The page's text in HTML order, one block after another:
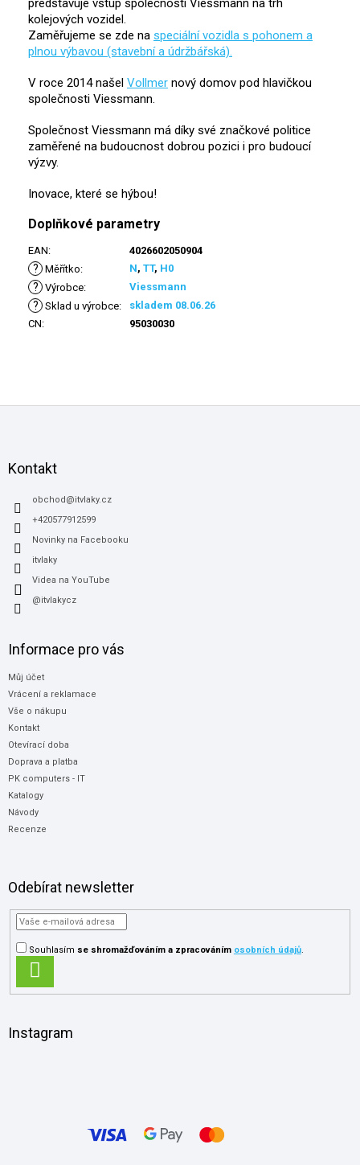
představuje vstup společnosti Viessmann na trh
kolejových vozidel.
Zaměřujeme se zde na speciální vozidla s pohonem a
plnou výbavou (stavební a údržbářská).
V roce 2014 našel Vollmer nový domov pod hlavičkou
společnosti Viessmann.
Společnost Viessmann má díky své značkové politice
zaměřené na budoucnost dobrou pozici i pro budoucí
výzvy.
Inovace, které se hýbou!
Doplňkové parametry
EAN: 4026602050904
? Měřítko: N, TT, H0
? Výrobce: Viessmann
? Sklad u výrobce:
skladem 08.06.26
CN: 95030030
Kontakt
obchod @itvlaky.cz
+420577912599
Novinky na Facebooku
itvlaky
Videa na YouTube
@itvlakycz
Informace pro vás
Můj účet
Vrácení a reklamace
Vše o nákupu
Kontakt
Otevírací doba
Doprava a platba
PK computers - IT
Katalogy
Návody
Recenze
Odebírat newsletter
Souhlasím se shromažďováníma zpracováním osobních údajů.
SE
Instagram